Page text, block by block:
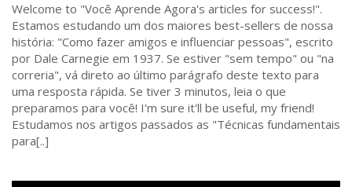
Welcome to "Você Aprende Agora's articles for success!".
Estamos estudando um dos maiores best-sellers de nossa
história: "Como fazer amigos e influenciar pessoas", escrito
por Dale Carnegie em 1937. Se estiver "sem tempo" ou "na
correria", vá direto ao último parágrafo deste texto para
uma resposta rápida. Se tiver 3 minutos, leia o que
preparamos para você! I'm sure it'll be useful, my friend!
Estudamos nos artigos passados as "Técnicas fundamentais
para[..]